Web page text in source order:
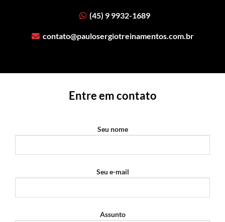
(45) 9 9932-1689
contato@paulosergiotreinamentos.com.br
Entre em contato
Seu nome
Seu e-mail
Assunto